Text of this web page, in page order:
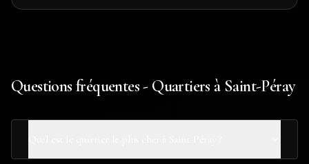
Questions fréquentes - Quartiers à Saint-Péray